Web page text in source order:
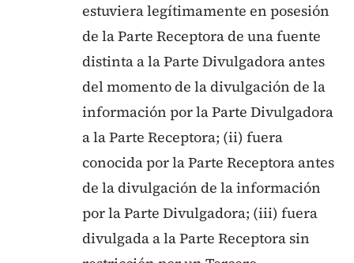
estuviera legítimamente en posesión
de la Parte Receptora de una fuente
distinta a la Parte Divulgadora antes
del momento de la divulgación de la
información por la Parte Divulgadora
a la Parte Receptora; (ii) fuera
conocida por la Parte Receptora antes
de la divulgación de la información
por la Parte Divulgadora; (iii) fuera
divulgada a la Parte Receptora sin